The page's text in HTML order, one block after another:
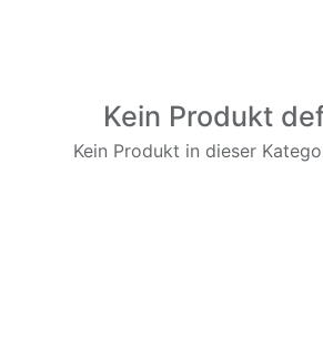
Kein Produkt
Kein Produkt in dieser